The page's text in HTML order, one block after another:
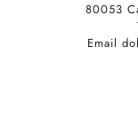
80053
Email